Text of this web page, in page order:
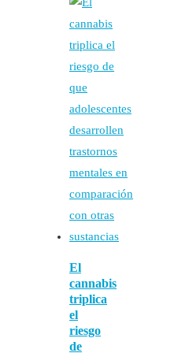
El
cannabis
triplica
el
riesgo
de